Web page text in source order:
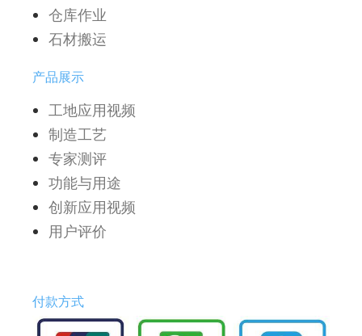
仓库作业
石材搬运
产品展示
工地应用视频
制造工艺
专家测评
功能与用途
创新应用视频
用户评价
付款方式